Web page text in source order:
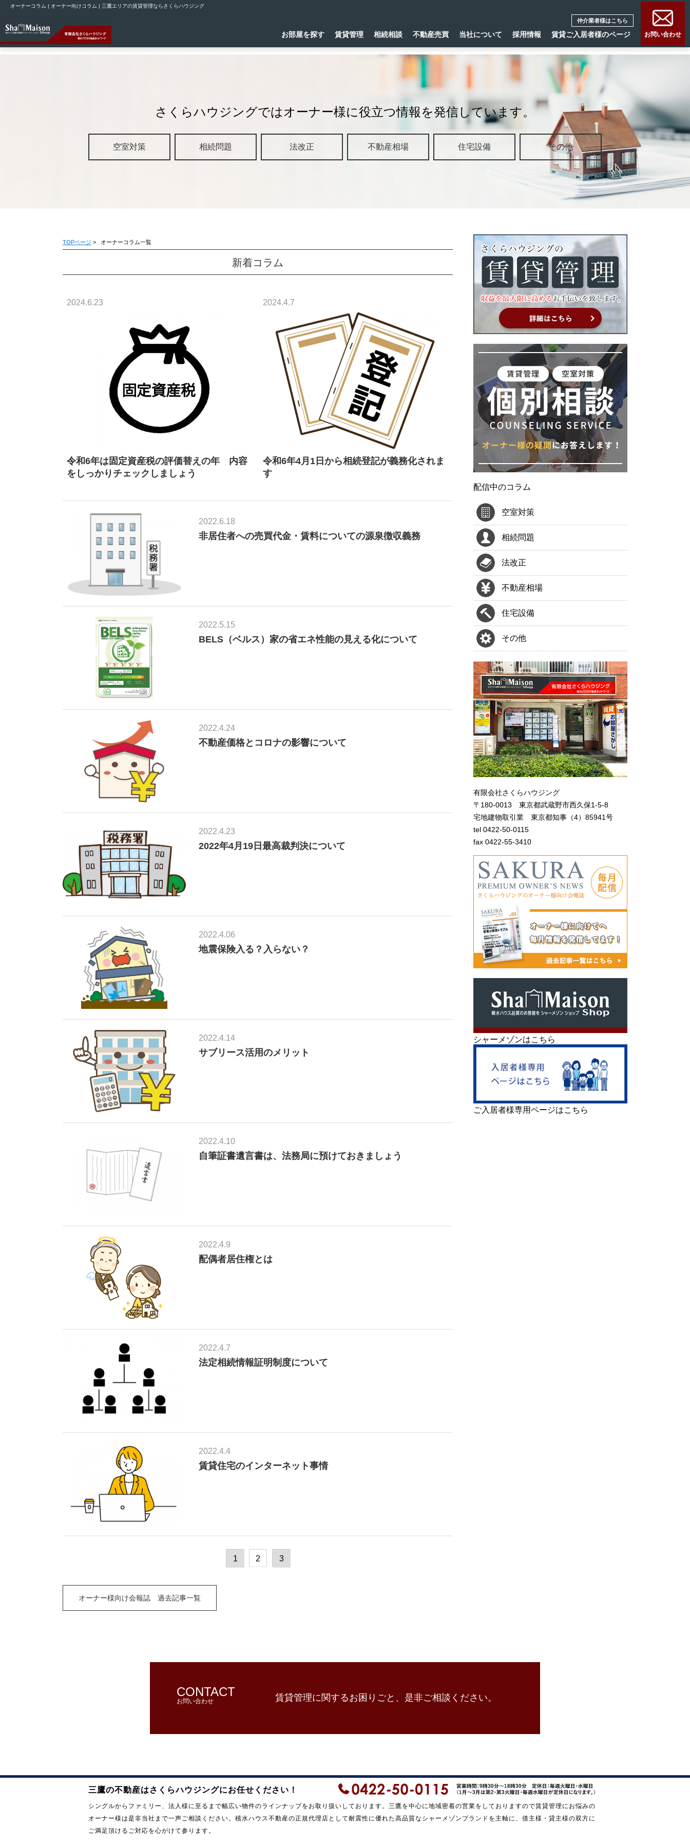
オーナーコラム | オーナー向けコラム | 三鷹エリアの賃貸管理ならさくらハウジング
仲介業者様はこちら
お部屋を探す 賃貸管理 相続相談 不動産売買 当社について 採用情報 賃貸ご入居者様のページ お問い合わせ
さくらハウジングではオーナー様に役立つ情報を発信しています。
空室対策 相続問題 法改正 不動産相場 住宅設備 その他
TOPページ > オーナーコラム一覧
新着コラム
2022.6.18
非居住者への売買代金・賃料についての源泉徴収義務
2022.5.15
BELS（ベルス）家の省エネ性能の見える化について
2022.4.24
不動産価格とコロナの影響について
2022.4.23
2022年4月19日最高裁判決について
2022.4.06
地震保険入る？入らない？
2022.4.14
サブリース活用のメリット
2022.4.10
自筆証書遺言書は、法務局に預けておきましょう
2022.4.9
配偶者居住権とは
2022.4.7
法定相続情報証明制度について
2022.4.4
賃貸住宅のインターネット事情
1 2 3
オーナー様向け会報誌 過去記事一覧
配信中のコラム
空室対策
相続問題
法改正
不動産相場
住宅設備
その他
有限会社さくらハウジング
〒180-0013 東京都武蔵野市西久保1-5-8
宅地建物取引業 東京都知事（4）85941号
tel 0422-50-0115
fax 0422-55-3410
シャーメゾンはこちら
ご入居者様専用ページはこちら
CONTACT
お問い合わせ 賃貸管理に関するお困りごと、是非ご相談ください。
三鷹の不動産はさくらハウジングにお任せください！
シングルからファミリー、法人様に至るまで幅広い物件のラインナップをお取り扱いしております。三鷹を中心に地域密着の営業をしておりますので賃貸管理にお悩みの
オーナー様は是非当社まで一声ご相談ください。積水ハウス不動産の正規代理店として耐震性に優れた高品質なシャーメゾンブランドを主軸に、借主様・貸主様の双方に
ご満足頂けるご対応を心がけて参ります。